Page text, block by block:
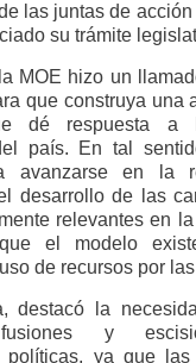
las juntas de
su trámite
MOE hizo un
que construya una
dé respuesta a
país. En tal
avanzarse en la
desarrollo de las
relevantes en
el modelo
de recursos por
destacó la
fusiones y
políticas, ya que las